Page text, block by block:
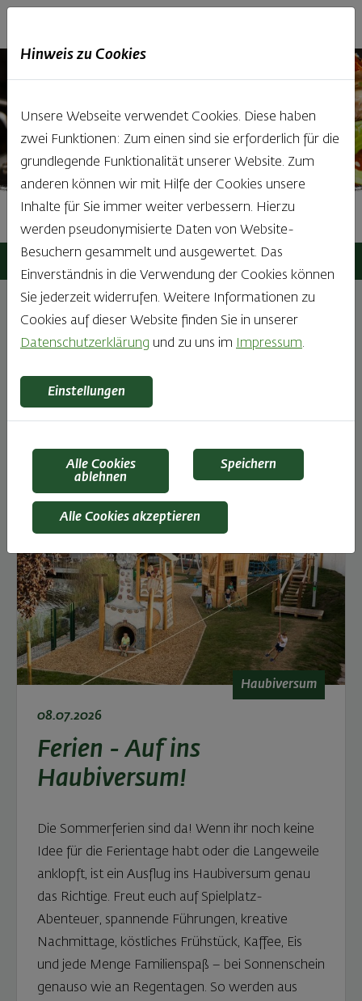
Aktuelles
Aktuelles
Alle Allgemeines Backstuben
Veranstaltungen Produkte Karriere
Kundenmagazin
Haubiversum
08.07.2026
Ferien - Auf ins
Haubiversum!
Die Sommerferien sind da! Wenn ihr noch keine
Idee für die Ferientage habt oder die Langeweile
anklopft, ist ein Ausflug ins Haubiversum genau
das Richtige. Freut euch auf Spielplatz-
Abenteuer, spannende Führungen, kreative
Nachmittage, köstliches Frühstück, Kaffee, Eis
und jede Menge Familienspaß – bei Sonnenschein
genauso wie an Regentagen. So werden aus
Hinweis zu Cookies
Unsere Webseite verwendet Cookies. Diese haben
zwei Funktionen: Zum einen sind sie erforderlich für die
grundlegende Funktionalität unserer Website. Zum
anderen können wir mit Hilfe der Cookies unsere
Inhalte für Sie immer weiter verbessern. Hierzu
werden pseudonymisierte Daten von Website-
Besuchern gesammelt und ausgewertet. Das
Einverständnis in die Verwendung der Cookies können
Sie jederzeit widerrufen. Weitere Informationen zu
Cookies auf dieser Website finden Sie in unserer
Datenschutzerklärung und zu uns im Impressum.
Einstellungen
Alle Cookies
ablehnen
Speichern
Alle Cookies akzeptieren